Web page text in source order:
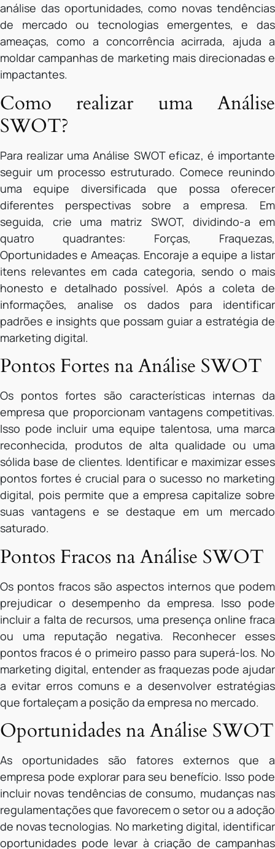
análise das oportunidades, como novas tendências
de mercado ou tecnologias emergentes, e das
ameaças, como a concorrência acirrada, ajuda a
moldar campanhas de marketing mais direcionadas e
impactantes.
Como realizar uma Análise
SWOT?
Para realizar uma Análise SWOT eficaz, é importante
seguir um processo estruturado. Comece reunindo
uma equipe diversificada que possa oferecer
diferentes perspectivas sobre a empresa. Em
seguida, crie uma matriz SWOT, dividindo-a em
quatro quadrantes: Forças, Fraquezas,
Oportunidades e Ameaças. Encoraje a equipe a listar
itens relevantes em cada categoria, sendo o mais
honesto e detalhado possível. Após a coleta de
informações, analise os dados para identificar
padrões e insights que possam guiar a estratégia de
marketing digital.
Pontos Fortes na Análise SWOT
Os pontos fortes são características internas da
empresa que proporcionam vantagens competitivas.
Isso pode incluir uma equipe talentosa, uma marca
reconhecida, produtos de alta qualidade ou uma
sólida base de clientes. Identificar e maximizar esses
pontos fortes é crucial para o sucesso no marketing
digital, pois permite que a empresa capitalize sobre
suas vantagens e se destaque em um mercado
saturado.
Pontos Fracos na Análise SWOT
Os pontos fracos são aspectos internos que podem
prejudicar o desempenho da empresa. Isso pode
incluir a falta de recursos, uma presença online fraca
ou uma reputação negativa. Reconhecer esses
pontos fracos é o primeiro passo para superá-los. No
marketing digital, entender as fraquezas pode ajudar
a evitar erros comuns e a desenvolver estratégias
que fortaleçam a posição da empresa no mercado.
Oportunidades na Análise SWOT
As oportunidades são fatores externos que a
empresa pode explorar para seu benefício. Isso pode
incluir novas tendências de consumo, mudanças nas
regulamentações que favorecem o setor ou a adoção
de novas tecnologias. No marketing digital, identificar
oportunidades pode levar à criação de campanhas